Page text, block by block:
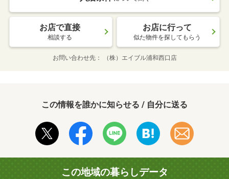
お店で直接
相談する
お店に行って
似た物件を探してもらう
お問い合わせ先 （株）エイブル浦和西口店
この情報を誰かに知らせる / 自分に送る
この地域の暮らしデータ